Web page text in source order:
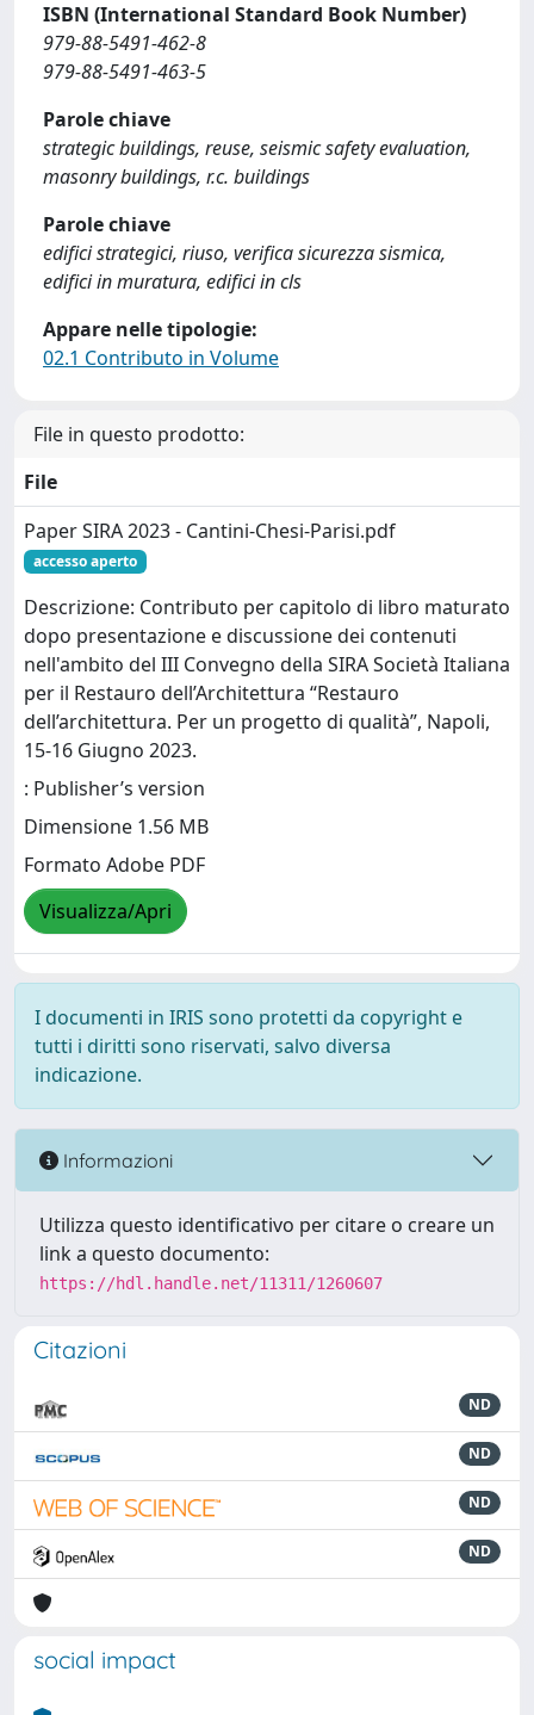
ISBN (International Standard Book Number)
979-88-5491-462-8
979-88-5491-463-5
Parole chiave
strategic buildings, reuse, seismic safety evaluation,
masonry buildings, r.c. buildings
Parole chiave
edifici strategici, riuso, verifica sicurezza sismica,
edifici in muratura, edifici in cls
Appare nelle tipologie:
02.1 Contributo in Volume
File in questo prodotto:
File
Paper SIRA 2023 - Cantini-Chesi-Parisi.pdf
accesso aperto
Descrizione: Contributo per capitolo di libro maturato
dopo presentazione e discussione dei contenuti
nell'ambito del III Convegno della SIRA Società Italiana
per il Restauro dell’Architettura “Restauro
dell’architettura. Per un progetto di qualità”, Napoli,
15-16 Giugno 2023.
: Publisher’s version
Dimensione 1.56 MB
Formato Adobe PDF
Visualizza/Apri
I documenti in IRIS sono protetti da copyright e
tutti i diritti sono riservati, salvo diversa
indicazione.
Informazioni
Utilizza questo identificativo per citare o creare un
link a questo documento:
https://hdl.handle.net/11311/1260607
Citazioni
ND
ND
ND
ND
social impact